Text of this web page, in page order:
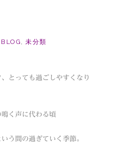
BLOG , 未分類
とっても過ごしやすくなり
く声に代わる頃
う間の過ぎていく季節。